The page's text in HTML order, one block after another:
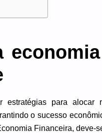
estratégias para alocar
o sucesso
Financeira, deve-